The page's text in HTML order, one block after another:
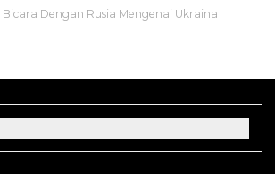
Bicara Dengan Rusia Mengenai Ukraina